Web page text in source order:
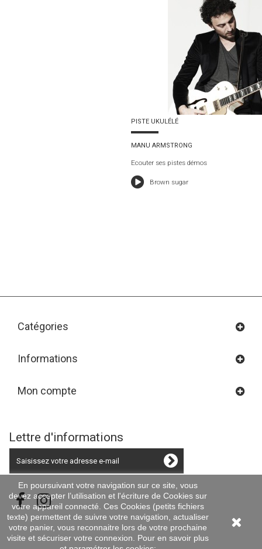
PISTE UKULÉLÉ
MANU ARMSTRONG
Ecouter ses pistes démos
Brown sugar
Catégories
Informations
Mon compte
Lettre d'informations
En poursuivant votre navigation sur ce site, vous
devez accepter l’utilisation et l'écriture de Cookies sur
votre appareil connecté. Ces Cookies (petits fichiers
texte) permettent de suivre votre navigation, actualiser
votre panier, vous reconnaitre lors de votre prochaine
visite et sécuriser votre connexion. Pour en savoir plus